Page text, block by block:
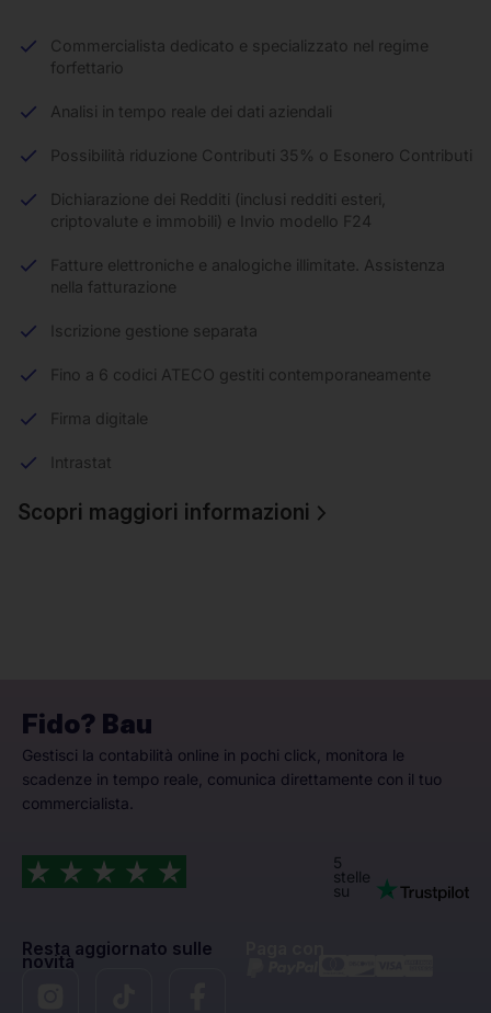
Commercialista dedicato e specializzato nel regime
forfettario
Analisi in tempo reale dei dati aziendali
Possibilità riduzione Contributi 35% o Esonero Contributi
Dichiarazione dei Redditi (inclusi redditi esteri,
criptovalute e immobili) e Invio modello F24
Fatture elettroniche e analogiche illimitate. Assistenza
nella fatturazione
Iscrizione gestione separata
Fino a 6 codici ATECO gestiti contemporaneamente
Firma digitale
Intrastat
Scopri maggiori informazioni
Fido? Bau
Gestisci la contabilità online in pochi click, monitora le
scadenze in tempo reale, comunica direttamente con il tuo
commercialista.
5
stelle
su
Resta aggiornato sulle
novità